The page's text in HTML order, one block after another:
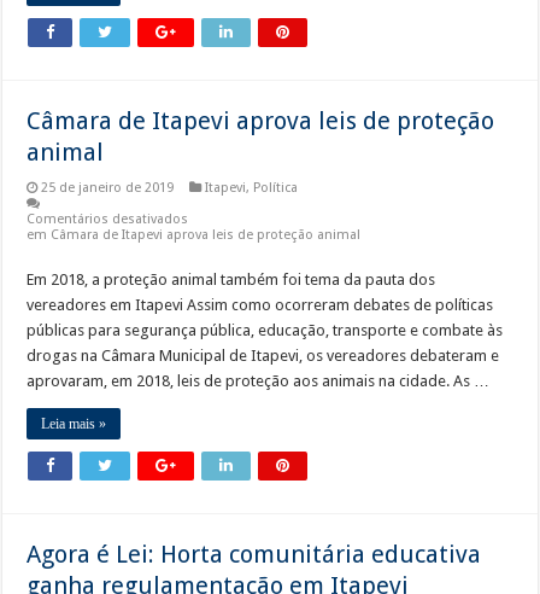
Câmara de Itapevi aprova leis de proteção
animal
25 de janeiro de 2019 Itapevi, Política
Comentários desativados
em Câmara de Itapevi aprova leis de proteção animal
Em 2018, a proteção animal também foi tema da pauta dos
vereadores em Itapevi Assim como ocorreram debates de políticas
públicas para segurança pública, educação, transporte e combate às
drogas na Câmara Municipal de Itapevi, os vereadores debateram e
aprovaram, em 2018, leis de proteção aos animais na cidade. As …
Leia mais »
Agora é Lei: Horta comunitária educativa
ganha regulamentação em Itapevi